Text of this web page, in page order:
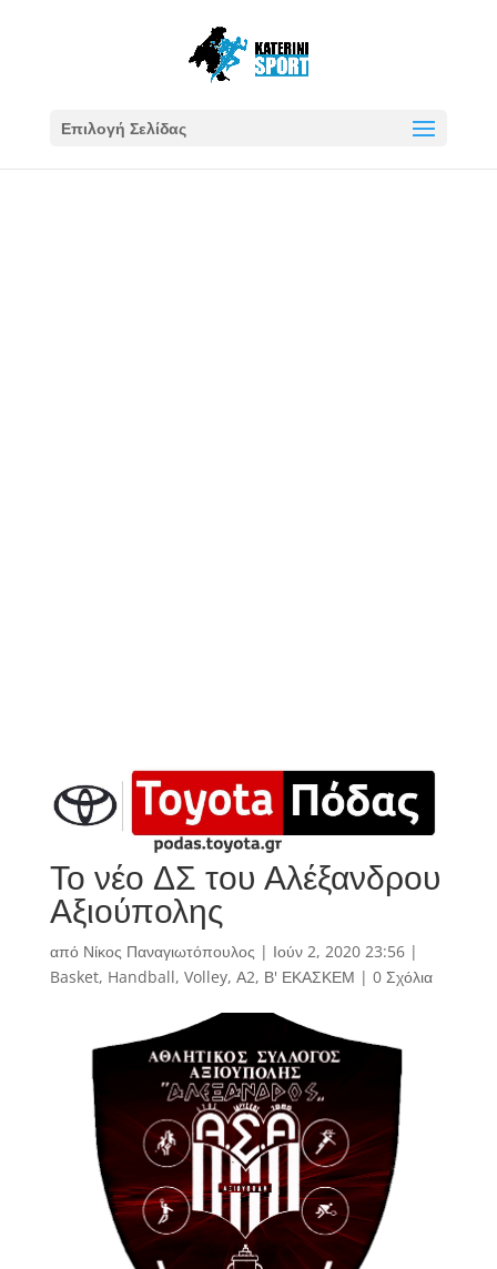
Επιλογή Σελίδας
Το νέο ΔΣ του Αλέξανδρου
Αξιούπολης
από Νίκος Παναγιωτόπουλος | Ιούν 2, 2020 23:56|
Basket, Handball, Volley, Α2, Β' ΕΚΑΣΚΕΜ | 0 Σχόλια